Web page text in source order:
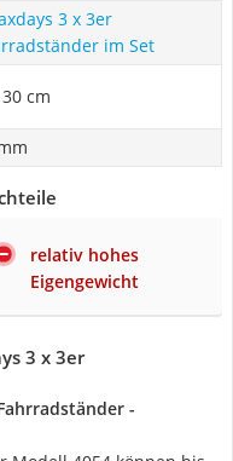
3 x 3er
im Set
cm
relativ hohes
Eigengewicht
3 x 3er
-